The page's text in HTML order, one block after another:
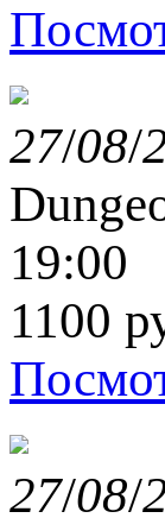
27/08/
19:00
1100
27/08/